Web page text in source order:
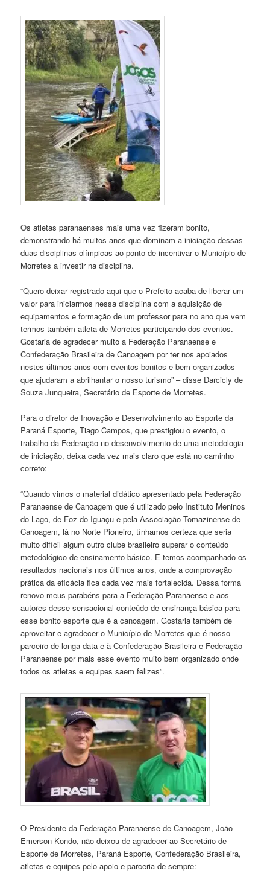
Os atletas paranaenses mais uma vez fizeram bonito,
demonstrando há muitos anos que dominam a iniciação dessas
duas disciplinas olímpicas ao ponto de incentivar o Município de
Morretes a investir na disciplina.
“Quero deixar registrado aqui que o Prefeito acaba de liberar um
valor para iniciarmos nessa disciplina com a aquisição de
equipamentos e formação de um professor para no ano que vem
termos também atleta de Morretes participando dos eventos.
Gostaria de agradecer muito a Federação Paranaense e
Confederação Brasileira de Canoagem por ter nos apoiados
nestes últimos anos com eventos bonitos e bem organizados
que ajudaram a abrilhantar o nosso turismo” – disse Darcicly de
Souza Junqueira, Secretário de Esporte de Morretes.
Para o diretor de Inovação e Desenvolvimento ao Esporte da
Paraná Esporte, Tiago Campos, que prestigiou o evento, o
trabalho da Federação no desenvolvimento de uma metodologia
de iniciação, deixa cada vez mais claro que está no caminho
correto:
“Quando vimos o material didático apresentado pela Federação
Paranaense de Canoagem que é utilizado pelo Instituto Meninos
do Lago, de Foz do Iguaçu e pela Associação Tomazinense de
Canoagem, lá no Norte Pioneiro, tínhamos certeza que seria
muito difícil algum outro clube brasileiro superar o conteúdo
metodológico de ensinamento básico. E temos acompanhado os
resultados nacionais nos últimos anos, onde a comprovação
prática da eficácia fica cada vez mais fortalecida. Dessa forma
renovo meus parabéns para a Federação Paranaense e aos
autores desse sensacional conteúdo de ensinança básica para
esse bonito esporte que é a canoagem. Gostaria também de
aproveitar e agradecer o Município de Morretes que é nosso
parceiro de longa data e à Confederação Brasileira e Federação
Paranaense por mais esse evento muito bem organizado onde
todos os atletas e equipes saem felizes”.
O Presidente da Federação Paranaense de Canoagem, João
Emerson Kondo, não deixou de agradecer ao Secretário de
Esporte de Morretes, Paraná Esporte, Confederação Brasileira,
atletas e equipes pelo apoio e parceria de sempre: